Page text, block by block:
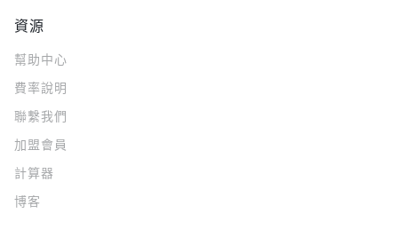
資源
幫助中心
費率說明
聯繫我們
加盟會員
計算器
博客